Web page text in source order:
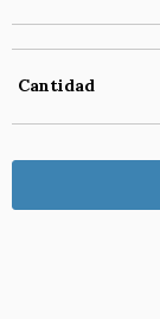
Cantidad